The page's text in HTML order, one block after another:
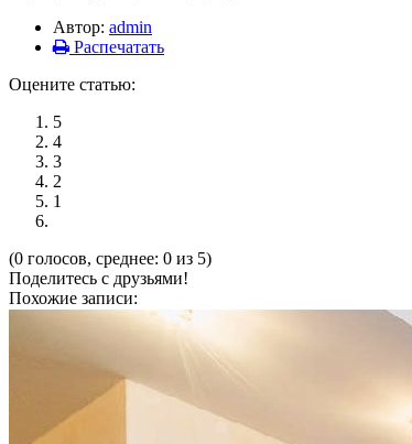
Автор: admin
Распечатать
Оцените статью:
5
4
3
2
1
(0 голосов, среднее: 0 из 5)
Поделитесь с друзьями!
Похожие записи: